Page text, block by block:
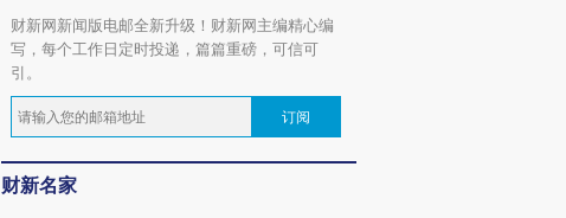
财新网新闻版电邮全新升级！财新网主编精心编
写，每个工作日定时投递，篇篇重磅，可信可
引。
订阅
财新名家